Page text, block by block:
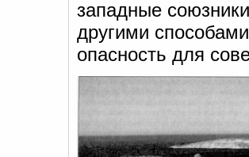
западные
другими
опасность для